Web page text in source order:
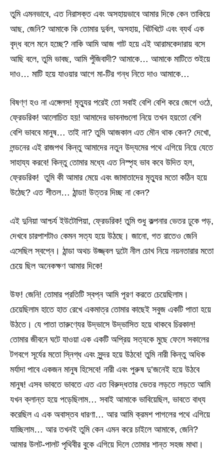
তুমি এমনভাবে, এত নিরাসক্ত এবং অসহায়ভাবে আমার দিকে কেন তাকিয়ে
আছ, জেনি? আমাকে কি তোমার দুর্বল, অসহায়, খিটখিটে এবং ব্যর্থ এক
বৃদ্ধ বলে মনে হচ্ছে? নাকি আমি আজ গাট হয়ে এই আরামকেদারায় বসে
আছি বলে, তুমি ভাবছ, আমি পুঁজিবাদী? আমাকে… আমাকে মাটিতে শুইয়ে
দাও… মাটি হয়ে যাওয়ার আগে মা-টির গন্ধ নিতে দাও আমাকে…
বিষণ্ণ হও না এঙ্গেলস! মৃত্যুর পরেই তো সবাই বেশি বেশি করে জেগে ওঠে,
ফ্রেডরিক! আলোচিত হয়! আমাদের ভাবনাগুলো নিয়ে তখন হয়তো বেশি
বেশি ভাববে মানুষ… তাই না? তুমি আজকাল এত মৌন থাক কেন? দেখো,
লন্ডনের এই রাজপথ কিন্তু আমাদের নতুন উদ্যমের পথে এগিয়ে নিয়ে যেতে
সাহায্য করবে! কিন্তু তোমার মধ্যে এত নিস্পৃহ ভাব কবে উদিত হল,
ফ্রেডরিক! তুমি কী আমার মেয়ে এবং জামাতাদের মৃত্যুর মতো কঠিন হয়ে
উঠেছ? এত শীতল… ঠান্ডা! উত্তর দিচ্ছ না কেন?
এই দুনিয়া আশ্চর্য ইউটোপিয়া, ফ্রেডরিক! তুমি শুধু কল্পনার ভেতর ঢুকে পড়,
দেখবে চারপাশটাও কেমন সত্য হয়ে উঠছে। জানো, গত রাতেও জেনি
এসেছিল স্বপ্নে। ঠান্ডা অথচ উজ্জ্বল দুটো নীল চোখ নিয়ে নয়নতারার মতো
চেয়ে ছিল অনেকক্ষণ আমার দিকে!
উফ! জেনি! তোমার প্রতিটি স্বপ্ন আমি পূরণ করতে চেয়েছিলাম।
চেয়েছিলাম হাতে হাত রেখে একমাত্র তোমার কাছেই সবুজ একটি পাতা হয়ে
উঠতে। যে পাতা তারুণ্যের উদ্ভাসে উদ্ভাসিত হয়ে থাকবে চিরকাল!
তোমার জীবনে ঘটে যাওয়া এক একটি অপ্রিয় সত্যকে মুছে ফেলে সকালের
টগবগে সূর্যের মতো স্নিগ্ধ এবং সুন্দর হয়ে উঠবে! তুমি নারী কিন্তু অধিক
মর্যাদা পাবে একজন মানুষ হিসেবে! নারী এবং পুরুষ দু’জনেই হয়ে উঠবে
মানুষ! এসব ভাবতে ভাবতে এত এত বিরুদ্ধতার ভেতর লড়তে লড়তে আমি
যখন ক্লান্ত হয়ে পড়েছিলাম… সবাই আমাকে ভাবিয়েছিল, ভাবতে বাধ্য
করেছিল এ এক অবাস্তব ধারণা… আর আমি ক্রমশ পাগলের পথে এগিয়ে
যাচ্ছিলাম… আর তখনই তুমি কেন এমন করে চাইলে আমাকে, জেনি?
আমার উলট-পালট পৃথিবীর বুকে এগিয়ে দিলে তোমার শান্ত সহজ মাথা।